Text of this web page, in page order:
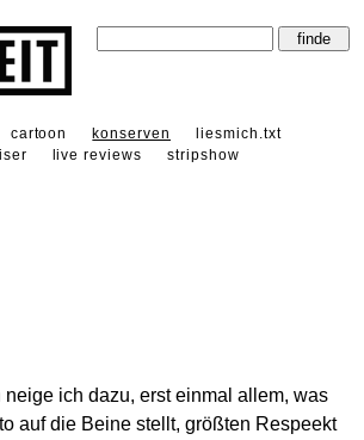
cartoon konserven
liesmich.txt
live reviews
stripshow
ich dazu, erst einmal allem, was
auf die Beine stellt, größten Respeekt